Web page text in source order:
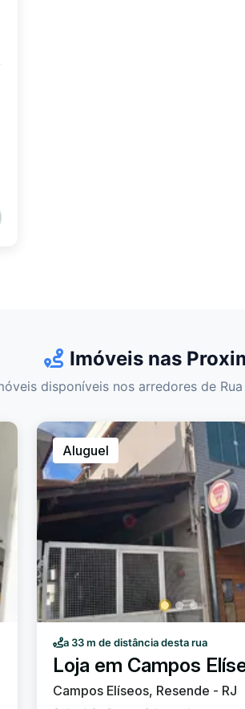
Imóveis nas
disponíveis nos arredores de
Aluguel
a 33 m de distância desta rua
Loja em Campos
Campos Elíseos, Resende - RJ